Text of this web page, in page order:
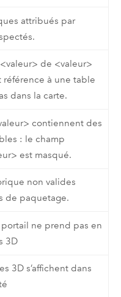
attribués par
de <valeur>
référence à une table
dans la carte.
contiennent des
: le champ
est masqué.
non valides
de paquetage.
ne prend pas en
3D
3D s’affichent dans